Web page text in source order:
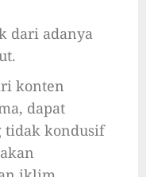
dari adanya
konten
dapat
tidak kondusif